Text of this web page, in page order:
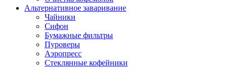
Альтернативное заваривание
Чайники
Сифон
Бумажные фильтры
Пуроверы
Аэропресс
Стеклянные кофейники